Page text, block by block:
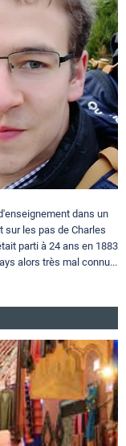
dans un
sur les pas de Charles
parti à 24 ans en 1883
alors très mal connu...